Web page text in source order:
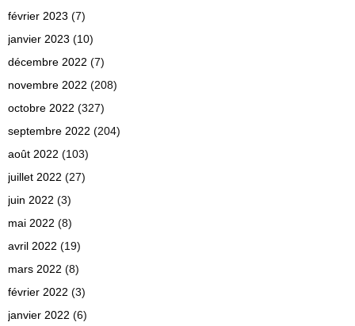
février 2023 (7)
janvier 2023 (10)
décembre 2022 (7)
novembre 2022 (208)
octobre 2022 (327)
septembre 2022 (204)
août 2022 (103)
juillet 2022 (27)
juin 2022 (3)
mai 2022 (8)
avril 2022 (19)
mars 2022 (8)
février 2022 (3)
janvier 2022 (6)